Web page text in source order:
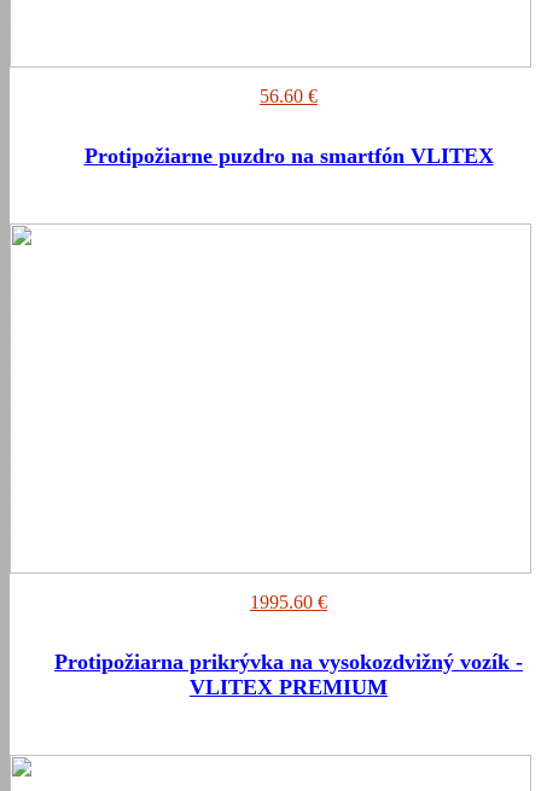
56.60 €
Protipožiarne puzdro na smartfón VLITEX
1995.60 €
Protipožiarna prikrývka na vysokozdvižný vozík -
VLITEX PREMIUM